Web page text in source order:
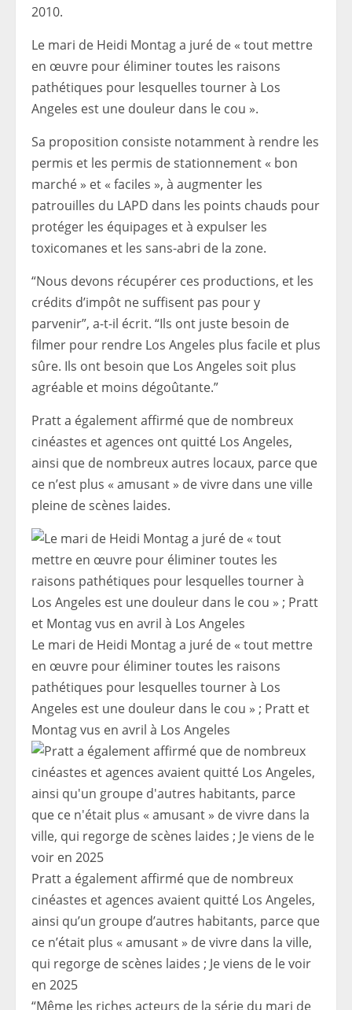
2010.
Le mari de Heidi Montag a juré de « tout mettre
en œuvre pour éliminer toutes les raisons
pathétiques pour lesquelles tourner à Los
Angeles est une douleur dans le cou ».
Sa proposition consiste notamment à rendre les
permis et les permis de stationnement « bon
marché » et « faciles », à augmenter les
patrouilles du LAPD dans les points chauds pour
protéger les équipages et à expulser les
toxicomanes et les sans-abri de la zone.
“Nous devons récupérer ces productions, et les
crédits d’impôt ne suffisent pas pour y
parvenir”, a-t-il écrit. “Ils ont juste besoin de
filmer pour rendre Los Angeles plus facile et plus
sûre. Ils ont besoin que Los Angeles soit plus
agréable et moins dégoûtante.”
Pratt a également affirmé que de nombreux
cinéastes et agences ont quitté Los Angeles,
ainsi que de nombreux autres locaux, parce que
ce n’est plus « amusant » de vivre dans une ville
pleine de scènes laides.
Le mari de Heidi Montag a juré de « tout mettre
en œuvre pour éliminer toutes les raisons
pathétiques pour lesquelles tourner à Los
Angeles est une douleur dans le cou » ; Pratt et
Montag vus en avril à Los Angeles
Pratt a également affirmé que de nombreux
cinéastes et agences avaient quitté Los Angeles,
ainsi qu’un groupe d’autres habitants, parce que
ce n’était plus « amusant » de vivre dans la ville,
qui regorge de scènes laides ; Je viens de le voir
en 2025
“Même les riches acteurs de la série du mari de